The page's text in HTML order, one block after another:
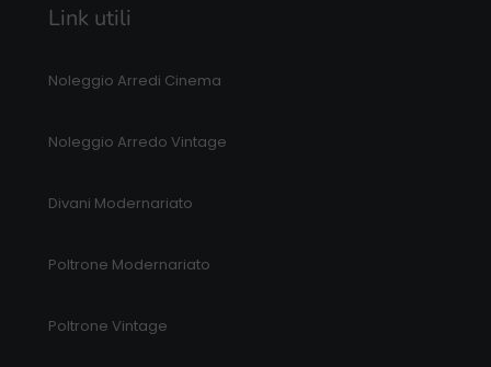
Link utili
Noleggio Arredi Cinema
Noleggio Arredo Vintage
Divani Modernariato
Poltrone Modernariato
Poltrone Vintage